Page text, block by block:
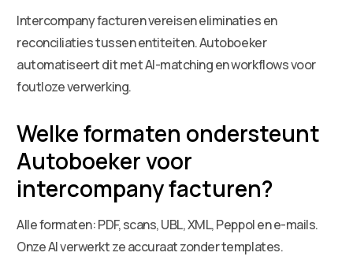
Intercompany facturen vereisen eliminaties en
reconciliaties tussen entiteiten. Autoboeker
automatiseert dit met AI-matching en workflows voor
foutloze verwerking.
Welke formaten ondersteunt
Autoboeker voor
intercompany facturen?
Alle formaten: PDF, scans, UBL, XML, Peppol en e-mails.
Onze AI verwerkt ze accuraat zonder templates.